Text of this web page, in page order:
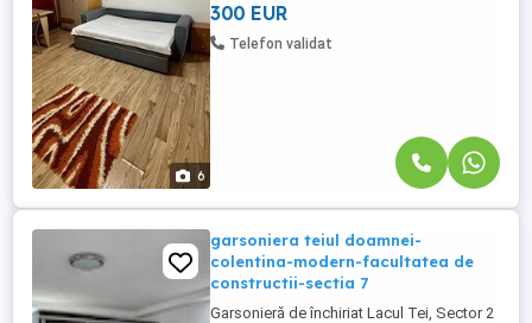
6
300 EUR
Telefon validat
garsoniera teiul doamnei-
colentina-modern-facultatea de
constructii-sectia 7
Garsonieră de închiriat Lacul Tei, Sector 2